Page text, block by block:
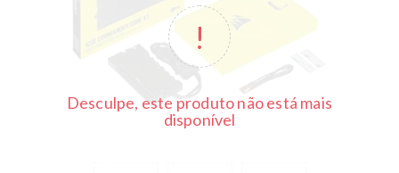
Desculpe, este produto não está mais
disponível